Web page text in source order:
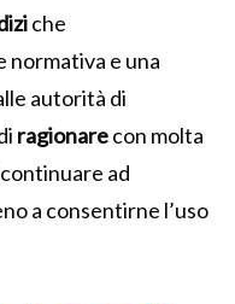
che
normativa e una
autorità di
ragionarecon molta
ad
a consentirne l’uso